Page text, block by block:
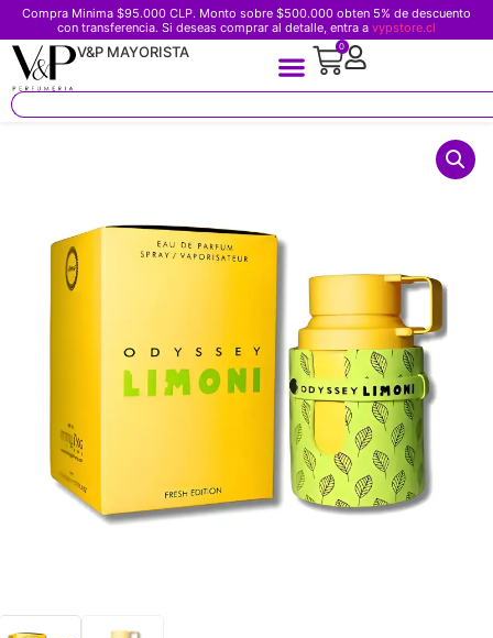
Compra Minima $95.000 CLP. Monto sobre $500.000 obten 5% de descuento
con transferencia. Si deseas comprar al detalle, entra a vypstore.cl
V&P MAYORISTA 0